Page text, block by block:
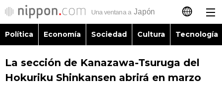
日本語
English
Política Economía Sociedad Cultura Tecnología
La sección de Kanazawa-Tsuruga del
Hokuriku Shinkansen abrirá en marzo